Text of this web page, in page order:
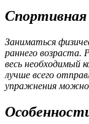
Спортивная
Заниматься
раннего
весь необходимый
лучше всего
упражнения можно